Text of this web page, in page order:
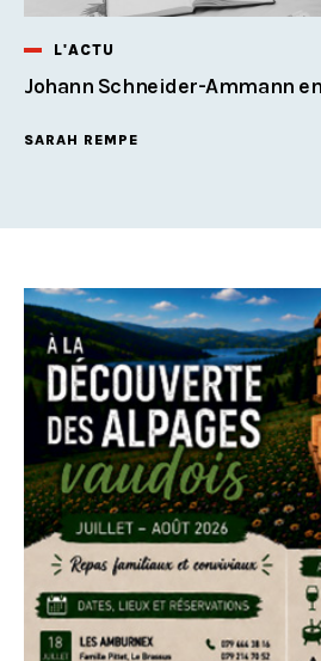
L'ACTU
Johann Schneider-Ammann
SARAH REMPE